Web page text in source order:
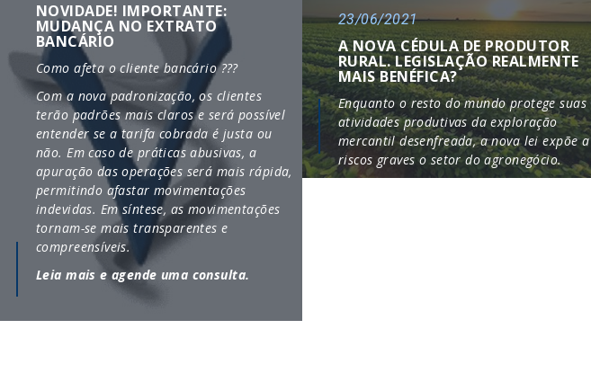
NOVIDADE! IMPORTANTE:
MUDANÇA NO EXTRATO
BANCÁRIO
Como afeta o cliente bancário ???
Com a nova padronização, os clientes
terão padrões mais claros e será possível
entender se a tarifa cobrada é justa ou
não. Em caso de práticas abusivas, a
apuração das operações será mais rápida,
permitindo afastar movimentações
indevidas. Em síntese, as movimentações
tornam-se mais transparentes e
compreensíveis.
Leia mais e agende uma consulta.
23/06/2021
A NOVA CÉDULA DE PRODUTOR
RURAL. LEGISLAÇÃO REALMENTE
MAIS BENÉFICA?
Enquanto o resto do mundo protege suas
atividades produtivas da exploração
mercantil desenfreada, a nova lei expõe a
riscos graves o setor do agronegócio.